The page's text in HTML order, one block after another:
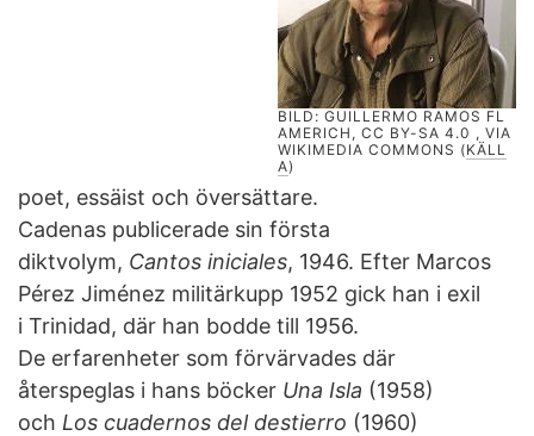
BILD: GUILLERMO RAMOS FL
AMERICH, CC BY-SA 4.0 , VIA
WIKIMEDIA COMMONS (KÄLL
A)
poet, essäist och översättare.
Cadenas publicerade sin första
diktvolym, Cantos iniciales, 1946. Efter Marcos
Pérez Jiménez militärkupp 1952 gick han i exil
i Trinidad, där han bodde till 1956.
De erfarenheter som förvärvades där
återspeglas i hans böcker Una Isla (1958)
och Los cuadernos del destierro (1960)